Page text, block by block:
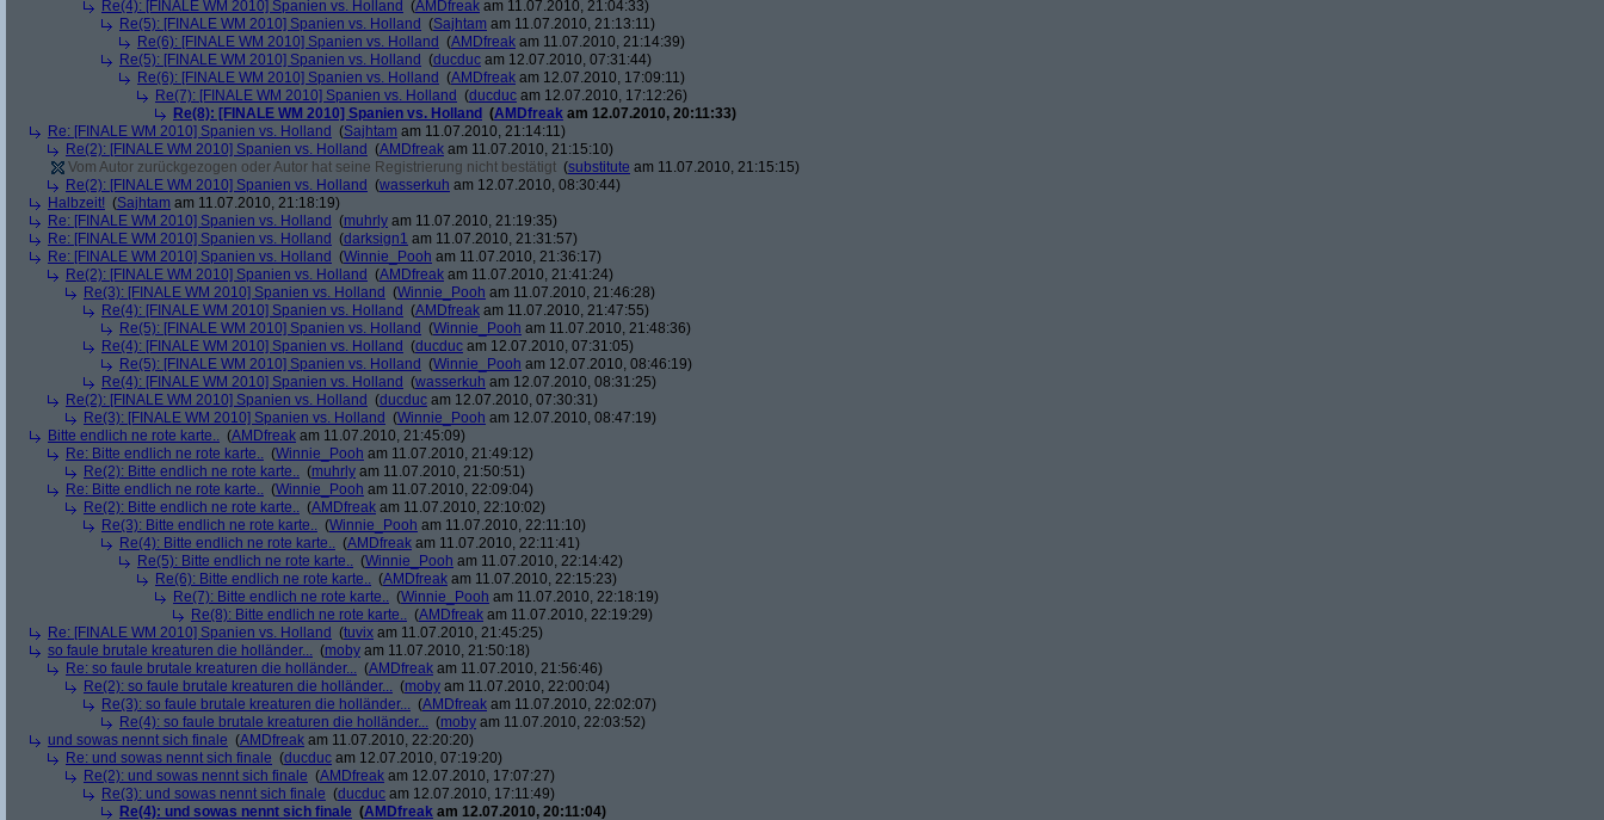
Re(4): [FINALE WM 2010] Spanien vs. Holland (AMDfreak am 11.07.2010, 21:04:33)
Re(5): [FINALE WM 2010] Spanien vs. Holland (Sajhtam am 11.07.2010, 21:13:11)
Re(6): [FINALE WM 2010] Spanien vs. Holland (AMDfreak am 11.07.2010, 21:14:39)
Re(5): [FINALE WM 2010] Spanien vs. Holland (ducduc am 12.07.2010, 07:31:44)
Re(6): [FINALE WM 2010] Spanien vs. Holland (AMDfreak am 12.07.2010, 17:09:11)
Re(7): [FINALE WM 2010] Spanien vs. Holland (ducduc am 12.07.2010, 17:12:26)
Re(8): [FINALE WM 2010] Spanien vs. Holland (AMDfreak am 12.07.2010, 20:11:33)
Re: [FINALE WM 2010] Spanien vs. Holland (Sajhtam am 11.07.2010, 21:14:11)
Re(2): [FINALE WM 2010] Spanien vs. Holland (AMDfreak am 11.07.2010, 21:15:10)
Vom Autor zurückgezogen oder Autor hat seine Registrierung nicht bestätigt (substitute am 11.07.2010, 21:15:15)
Re(2): [FINALE WM 2010] Spanien vs. Holland (wasserkuh am 12.07.2010, 08:30:44)
Halbzeit! (Sajhtam am 11.07.2010, 21:18:19)
Re: [FINALE WM 2010] Spanien vs. Holland (muhrly am 11.07.2010, 21:19:35)
Re: [FINALE WM 2010] Spanien vs. Holland (darksign1 am 11.07.2010, 21:31:57)
Re: [FINALE WM 2010] Spanien vs. Holland (Winnie_Pooh am 11.07.2010, 21:36:17)
Re(2): [FINALE WM 2010] Spanien vs. Holland (AMDfreak am 11.07.2010, 21:41:24)
Re(3): [FINALE WM 2010] Spanien vs. Holland (Winnie_Pooh am 11.07.2010, 21:46:28)
Re(4): [FINALE WM 2010] Spanien vs. Holland (AMDfreak am 11.07.2010, 21:47:55)
Re(5): [FINALE WM 2010] Spanien vs. Holland (Winnie_Pooh am 11.07.2010, 21:48:36)
Re(4): [FINALE WM 2010] Spanien vs. Holland (ducduc am 12.07.2010, 07:31:05)
Re(5): [FINALE WM 2010] Spanien vs. Holland (Winnie_Pooh am 12.07.2010, 08:46:19)
Re(4): [FINALE WM 2010] Spanien vs. Holland (wasserkuh am 12.07.2010, 08:31:25)
Re(2): [FINALE WM 2010] Spanien vs. Holland (ducduc am 12.07.2010, 07:30:31)
Re(3): [FINALE WM 2010] Spanien vs. Holland (Winnie_Pooh am 12.07.2010, 08:47:19)
Bitte endlich ne rote karte.. (AMDfreak am 11.07.2010, 21:45:09)
Re: Bitte endlich ne rote karte.. (Winnie_Pooh am 11.07.2010, 21:49:12)
Re(2): Bitte endlich ne rote karte.. (muhrly am 11.07.2010, 21:50:51)
Re: Bitte endlich ne rote karte.. (Winnie_Pooh am 11.07.2010, 22:09:04)
Re(2): Bitte endlich ne rote karte.. (AMDfreak am 11.07.2010, 22:10:02)
Re(3): Bitte endlich ne rote karte.. (Winnie_Pooh am 11.07.2010, 22:11:10)
Re(4): Bitte endlich ne rote karte.. (AMDfreak am 11.07.2010, 22:11:41)
Re(5): Bitte endlich ne rote karte.. (Winnie_Pooh am 11.07.2010, 22:14:42)
Re(6): Bitte endlich ne rote karte.. (AMDfreak am 11.07.2010, 22:15:23)
Re(7): Bitte endlich ne rote karte.. (Winnie_Pooh am 11.07.2010, 22:18:19)
Re(8): Bitte endlich ne rote karte.. (AMDfreak am 11.07.2010, 22:19:29)
Re: [FINALE WM 2010] Spanien vs. Holland (tuvix am 11.07.2010, 21:45:25)
so faule brutale kreaturen die holländer... (moby am 11.07.2010, 21:50:18)
Re: so faule brutale kreaturen die holländer... (AMDfreak am 11.07.2010, 21:56:46)
Re(2): so faule brutale kreaturen die holländer... (moby am 11.07.2010, 22:00:04)
Re(3): so faule brutale kreaturen die holländer... (AMDfreak am 11.07.2010, 22:02:07)
Re(4): so faule brutale kreaturen die holländer... (moby am 11.07.2010, 22:03:52)
und sowas nennt sich finale (AMDfreak am 11.07.2010, 22:20:20)
Re: und sowas nennt sich finale (ducduc am 12.07.2010, 07:19:20)
Re(2): und sowas nennt sich finale (AMDfreak am 12.07.2010, 17:07:27)
Re(3): und sowas nennt sich finale (ducduc am 12.07.2010, 17:11:49)
Re(4): und sowas nennt sich finale (AMDfreak am 12.07.2010, 20:11:04)